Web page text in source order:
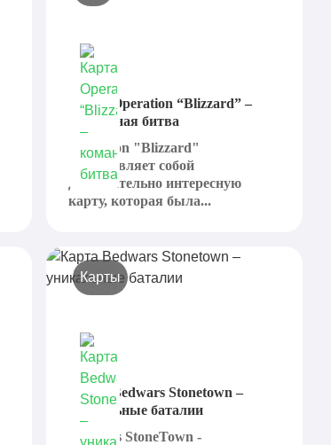
Карта Operation “Blizzard” –
командная битва
Operation "Blizzard"
представляет собой
действительно интересную
карту, которая была...
Карты
Карта Bedwars Stonetown –
уникальные баталии
Bedwars StoneTown -